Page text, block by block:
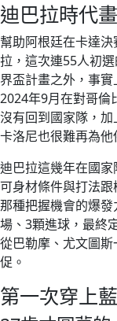
迪巴拉時代
幫助阿根廷在卡達
拉，這次連55人初
界盃計畫之外，事
2024年9月在對哥倫
沒有回到國家隊，
卡洛尼也很難再為他
迪巴拉這幾年在國
可身材條件與打法
那種把握機會的爆
場、3顆進球，最終
從巴勒摩、尤文圖
促。
第一次穿上